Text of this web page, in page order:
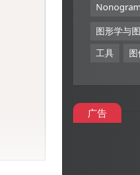
Nonogram
图形学与
工具
广告